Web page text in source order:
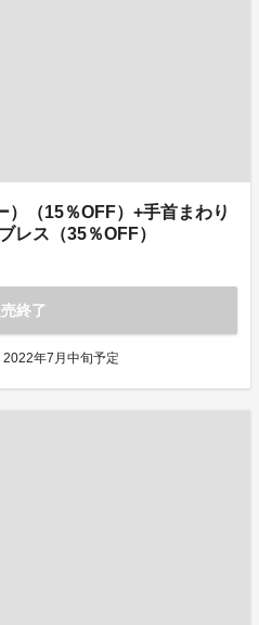
（15％OFF）+手首まわり
レス（35％OFF）
終了
年7月中旬予定